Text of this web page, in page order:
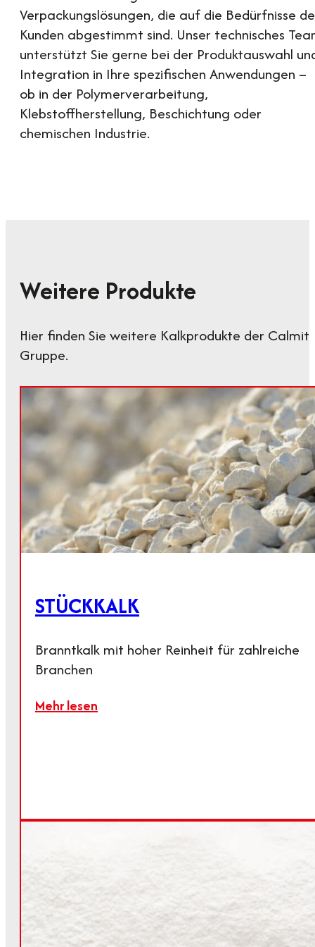
Verpackungslösungen, die auf die Bedürfnisse
Kunden abgestimmt sind. Unser technisches
unterstützt Sie gerne bei der Produktauswahl
Integration in Ihre spezifischen Anwendungen –
ob in der Polymerverarbeitung,
Klebstoffherstellung, Beschichtung oder
chemischen Industrie.
Weitere Produkte
Hier finden Sie weitere Kalkprodukte der Calmit
Gruppe.
STÜCKKALK
Branntkalk mit hoher Reinheit für zahlreiche
Branchen
Mehr lesen